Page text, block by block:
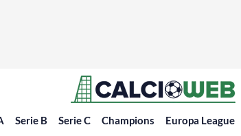
Serie B Serie C Champions Europa League